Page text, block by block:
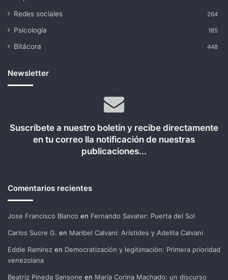
Redes sociales 264
Psicología 185
Bitácora 448
Newsletter
Suscríbete a nuestro boletín y recibe directamente
en tu correo lla notificación de nuestras
publicaciones...
Comentarios recientes
Jose Francisco Blanco en Fernando Savater: Puerta del Sol
Carlos Sucre G. en Maribel Calvani: Arístides y Adelita Calvani
Eddie Ramirez en Democratización y legitimación: Primera prioridad
venezolana
Beatriz Pineda Sansone en María Corina Machado: un discurso